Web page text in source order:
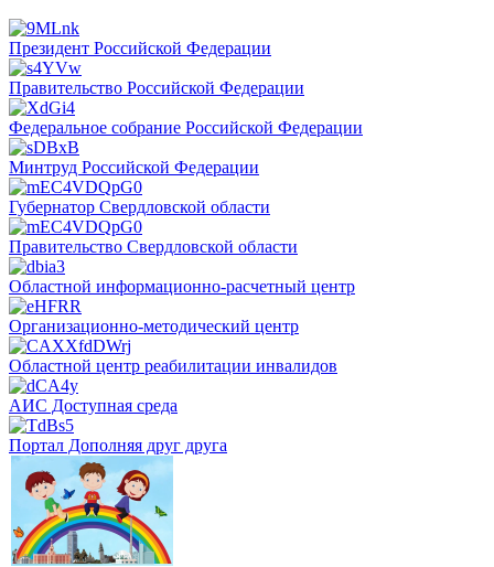
Президент Российской Федерации
Правительство Российской Федерации
Федеральное собрание Российской Федерации
Минтруд Российской Федерации
Губернатор Свердловской области
Правительство Свердловской области
Областной информационно-расчетный центр
Организационно-методический центр
Областной центр реабилитации инвалидов
АИС Доступная среда
Портал Дополняя друг друга